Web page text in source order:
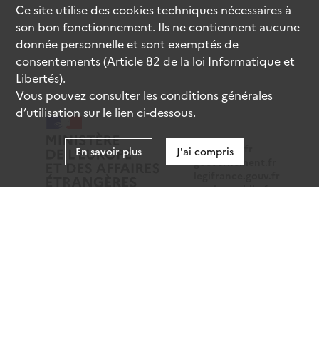
data.gouv.fr
gouvernement.fr
service-public.fr
Ce site utilise descookiestechniques nécessaires à
son bon fonctionnement. Ils ne contiennent aucune
donnée personnelle et sont exemptés de
consentements (Article 82 de la loi Informatique et
Libertés).
Vous pouvez consulter les conditions générales
d’utilisation sur le lien ci-dessous.
En savoir plus J'ai compris